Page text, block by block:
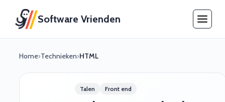
Software Vrienden
Home›Technieken›HTML
Talen Front end